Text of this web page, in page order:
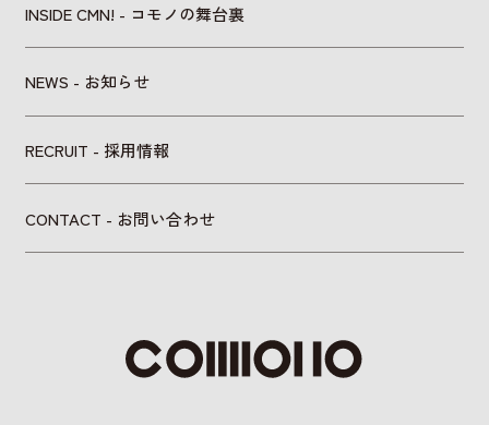
INSIDE CMN! - コモノの舞台裏
NEWS - お知らせ
RECRUIT - 採用情報
CONTACT - お問い合わせ